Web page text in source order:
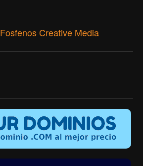
Fosfenos Creative Media